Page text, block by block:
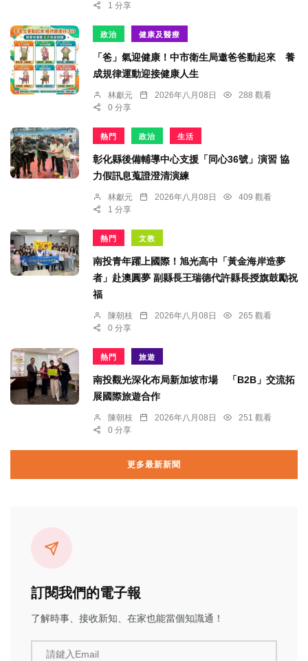
1 分享
政治 健康及醫療
「爸」氣迎健康！中市衛生局邀爸爸動起來 養
成規律運動迎接健康人生
林獻元 2026年八月08日
288 觀看
0 分享
熱門 政治 生活
彰化縣後備輔導中心支援「同心36號」演習 協
力假訊息蒐證澄清演練
林獻元 2026年八月08日
409 觀看
1 分享
熱門 文教
南投青年躍上國際！旭光高中「黃金海岸造夢
者」赴澳圓夢 副縣長王瑞德代許縣長授旗鼓勵祝
福
陳朝枝 2026年八月08日
265 觀看
0 分享
熱門 旅遊
南投觀光深化布局新加坡市場 「B2B」交流拓
展國際旅遊合作
陳朝枝 2026年八月08日
251 觀看
0 分享
更多最新新聞
訂閱我們的電子報
了解時事、接收新知、在家也能當個知識通！
請鍵入Email